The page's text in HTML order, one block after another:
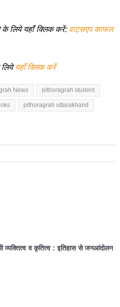
लिये यहाँ क्लिक करें:वाट्सएप काफल
यहाँ क्लिक करें
News pithoragrah student
pithoragrah uttarakhand
व्यक्तित्व व कृतित्व : इतिहास से जनआंदोलन